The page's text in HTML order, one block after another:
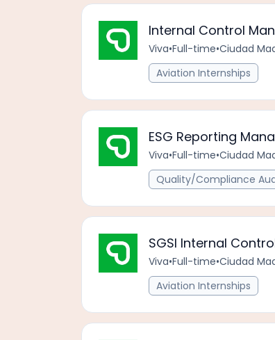
Internal Control
Viva•Full-time•Ciudad
Aviation Internships
ESG Reporting
Viva•Full-time•Ciudad
Quality/Compliance
SGSI Internal
Viva•Full-time•Ciudad
Aviation Internships